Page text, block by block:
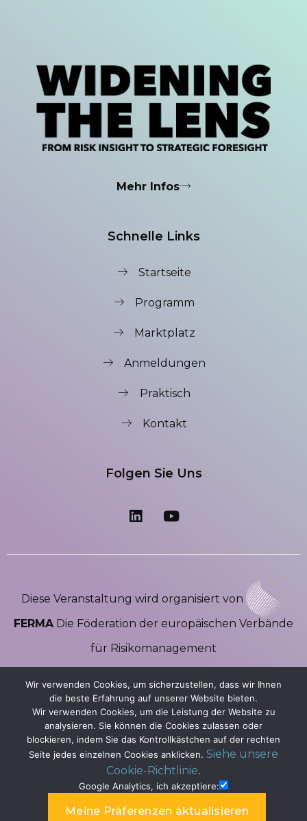
Wir verwenden Cookies, um sicherzustellen, dass wir Ihnen
die beste Erfahrung auf unserer Website bieten.
Wir verwenden Cookies, um die Leistung der Website zu
analysieren. Sie können die Cookies zulassen oder
blockieren, indem Sie das Kontrollkästchen auf der rechten
Seite jedes einzelnen Cookies anklicken. Siehe unsere
Cookie-Richtlinie.
Google Analytics, ich akzeptiere:
Mehr Infos
Schnelle Links
Startseite
Programm
Marktplatz
Anmeldungen
Praktisch
Kontakt
Folgen Sie Uns
Diese Veranstaltung wird organisiert von
FERMADie Föderation der europäischen Verbände
für Risikomanagement
Copyright ©2026 Ferma Forum | Alle Rechte Vorbehalten |
Powered By Lenagroup
Bedingungen und Konditionen
Datenschutzbestimmungen